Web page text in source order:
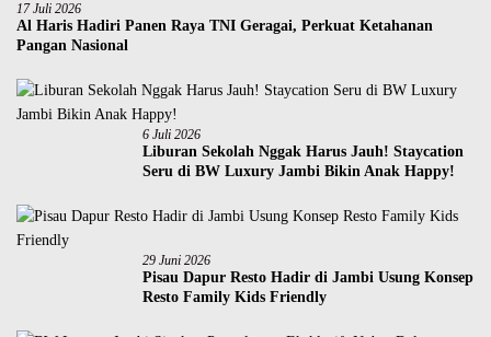
17 Juli 2026
Al Haris Hadiri Panen Raya TNI Geragai, Perkuat Ketahanan
Pangan Nasional
6 Juli 2026
Liburan Sekolah Nggak Harus Jauh! Staycation
Seru di BW Luxury Jambi Bikin Anak Happy!
29 Juni 2026
Pisau Dapur Resto Hadir di Jambi Usung Konsep
Resto Family Kids Friendly